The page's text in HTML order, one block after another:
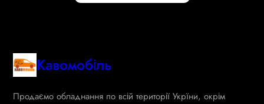
Кавомобіль
Продаємо обладнання по всій території Укрїни, окрім